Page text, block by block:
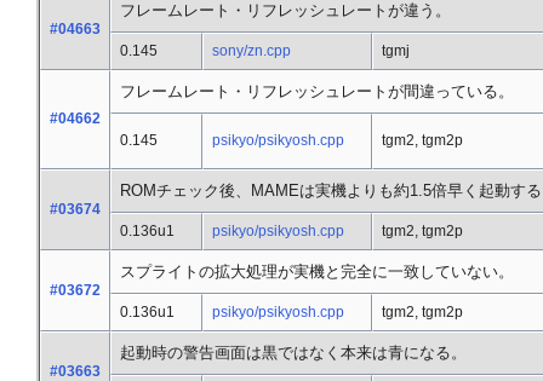
#04663
フレームレート・リフレッシュレートが違う。
0.145 sony/zn.cpp tgmj
#04662
フレームレート・リフレッシュレートが間違っている。
0.145 psikyo/psikyosh.cpp tgm2, tgm2p
#03674
ROMチェック後、MAMEは実機よりも約1.5倍早く起動す
0.136u1 psikyo/psikyosh.cpp tgm2, tgm2p
#03672
スプライトの拡大処理が実機と完全に一致していない。
0.136u1 psikyo/psikyosh.cpp tgm2, tgm2p
#03663
起動時の警告画面は黒ではなく本来は青になる。